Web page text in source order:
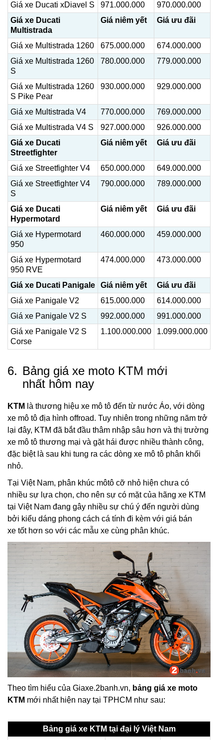
Giá xe Ducati xDiavel S
971.000.000
970.000.000
Giá xe Ducati
Multistrada
Giá niêm yết Giá ưu đãi
Giá xe Multistrada 1260 675.000.000
674.000.000
Giá xe Multistrada 1260
S
780.000.000 779.000.000
Giá xe Multistrada 1260
S Pike Pear
930.000.000 929.000.000
Giá xe Multistrada V4 770.000.000
769.000.000
Giá xe Multistrada V4 S
927.000.000
926.000.000
Giá xe Ducati
Streetfighter
Giá niêm yết Giá ưu đãi
Giá xe Streetfighter V4 650.000.000
649.000.000
Giá xe Streetfighter V4
S
790.000.000 789.000.000
Giá xe Ducati
Hypermotard
Giá niêm yết Giá ưu đãi
Giá xe Hypermotard
950
460.000.000 459.000.000
Giá xe Hypermotard
950 RVE
474.000.000 473.000.000
Giá xe Ducati Panigale Giá niêm yết
Giá ưu đãi
Giá xe Panigale V2
615.000.000
614.000.000
Giá xe Panigale V2 S
992.000.000
991.000.000
Giá xe Panigale V2 S
Corse
1.100.000.000 1.099.000.000
6. Bảng giá xe moto KTM mới
nhất hôm nay
KTM là thương hiệu xe mô tô đến từ nước Áo, với dòng
xe mô tô địa hình offroad. Tuy nhiên trong những năm trở
lại đây, KTM đã bắt đầu thâm nhập sâu hơn và thị trường
xe mô tô thương mại và gặt hái được nhiều thành công,
đặc biệt là sau khi tung ra các dòng xe mô tô phân khối
nhỏ.
Tại Việt Nam, phân khúc môtô cỡ nhỏ hiện chưa có
nhiều sự lựa chọn, cho nên sự có mặt của hãng xe KTM
tại Việt Nam đang gây nhiều sự chú ý đến người dùng
bởi kiểu dáng phong cách cá tính đi kèm với giá bán
xe tốt hơn so với các mẫu xe cùng phân khúc.
Theo tìm hiểu của Giaxe.2banh.vn, bảng giá xe moto
KTM mới nhất hiện nay tại TPHCM như sau:
Bảng giá xe KTM tại đại lý Việt Nam